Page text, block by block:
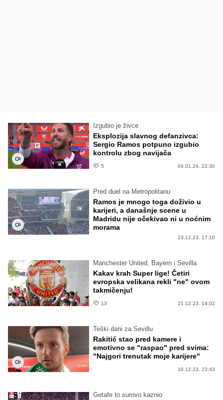
Izgubio je živce
Eksplozija slavnog defanzivca:
Sergio Ramos potpuno izgubio
kontrolu zbog navijača
5 04.01.24. 22:30
Pred duel na Metropolitanu
Ramos je mnogo toga doživio u
karijeri, a današnje scene u
Madridu nije očekivao ni u noćnim
morama
23.12.23. 17:10
Manchester United, Bayern i Sevilla
Kakav krah Super lige! Četiri
evropska velikana rekli "ne" ovom
takmičenju!
13 21.12.23. 14:02
Teški dani za Sevillu
Rakitić stao pred kamere i
emotivno se "raspao" pred svima:
"Najgori trenutak moje karijere"
16.12.23. 23:43
Getafe to surovo kaznio